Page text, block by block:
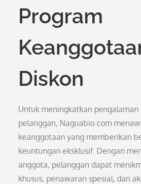
Program
Diskon
Untuk meningkatkan
pelanggan, Naguabio.com
keanggotaan yang memberikan
keuntungan eksklusif. Dengan
anggota, pelanggan dapat
khusus, penawaran spesial, dan